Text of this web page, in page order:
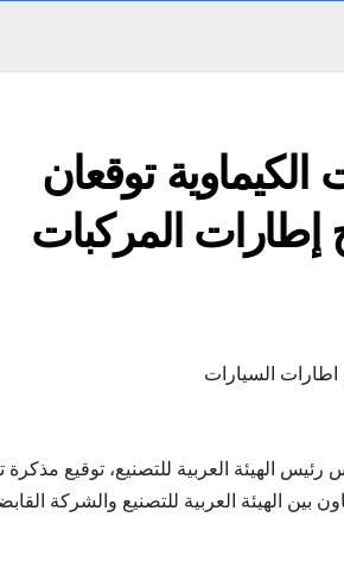
الكيماوية توقعان
إطارات المركبات
اطارات السيارات
الهيئة العربية للتصنيع، توقيع مذكرة
بين الهيئة العربية للتصنيع والشركة